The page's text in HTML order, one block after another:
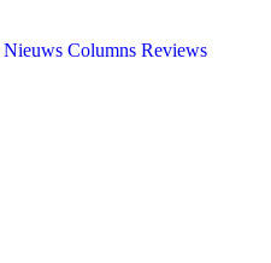
Nieuws Columns Reviews